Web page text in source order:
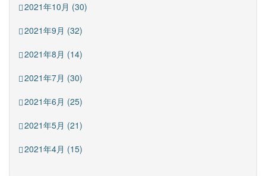
2021年10月 (30)
2021年9月 (32)
2021年8月 (14)
2021年7月 (30)
2021年6月 (25)
2021年5月 (21)
2021年4月 (15)